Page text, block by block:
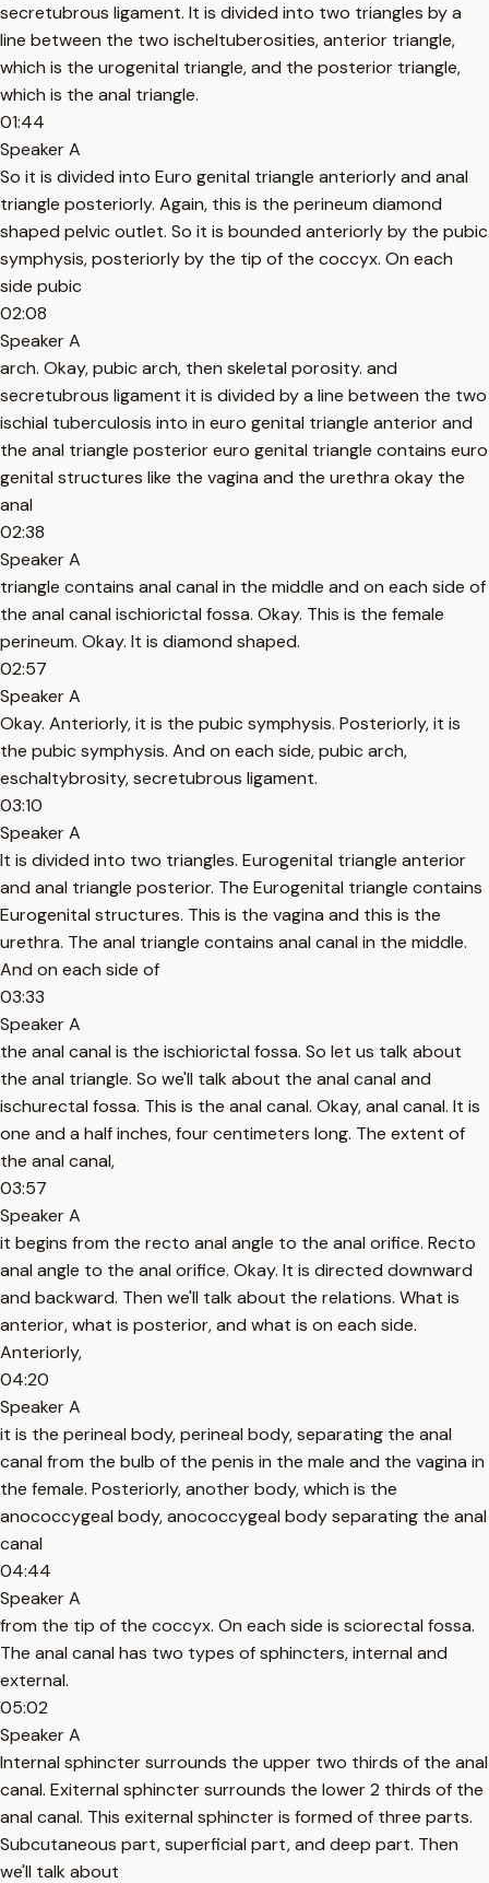
secretubrous ligament. It is divided into two triangles by a
line between the two ischeltuberosities, anterior triangle,
which is the urogenital triangle, and the posterior triangle,
which is the anal triangle.
01:44
Speaker A
So it is divided into Euro genital triangle anteriorly and anal
triangle posteriorly. Again, this is the perineum diamond
shaped pelvic outlet. So it is bounded anteriorly by the pubic
symphysis, posteriorly by the tip of the coccyx. On each
side pubic
02:08
Speaker A
arch. Okay, pubic arch, then skeletal porosity. and
secretubrous ligament it is divided by a line between the two
ischial tuberculosis into in euro genital triangle anterior and
the anal triangle posterior euro genital triangle contains euro
genital structures like the vagina and the urethra okay the
anal
02:38
Speaker A
triangle contains anal canal in the middle and on each side of
the anal canal ischiorictal fossa. Okay. This is the female
perineum. Okay. It is diamond shaped.
02:57
Speaker A
Okay. Anteriorly, it is the pubic symphysis. Posteriorly, it is
the pubic symphysis. And on each side, pubic arch,
eschaltybrosity, secretubrous ligament.
03:10
Speaker A
It is divided into two triangles. Eurogenital triangle anterior
and anal triangle posterior. The Eurogenital triangle contains
Eurogenital structures. This is the vagina and this is the
urethra. The anal triangle contains anal canal in the middle.
And on each side of
03:33
Speaker A
the anal canal is the ischiorictal fossa. So let us talk about
the anal triangle. So we'll talk about the anal canal and
ischurectal fossa. This is the anal canal. Okay, anal canal. It is
one and a half inches, four centimeters long. The extent of
the anal canal,
03:57
Speaker A
it begins from the recto anal angle to the anal orifice. Recto
anal angle to the anal orifice. Okay. It is directed downward
and backward. Then we'll talk about the relations. What is
anterior, what is posterior, and what is on each side.
Anteriorly,
04:20
Speaker A
it is the perineal body, perineal body, separating the anal
canal from the bulb of the penis in the male and the vagina in
the female. Posteriorly, another body, which is the
anococcygeal body, anococcygeal body separating the anal
canal
04:44
Speaker A
from the tip of the coccyx. On each side is sciorectal fossa.
The anal canal has two types of sphincters, internal and
external.
05:02
Speaker A
Internal sphincter surrounds the upper two thirds of the anal
canal. Exiternal sphincter surrounds the lower 2 thirds of the
anal canal. This exiternal sphincter is formed of three parts.
Subcutaneous part, superficial part, and deep part. Then
we'll talk about